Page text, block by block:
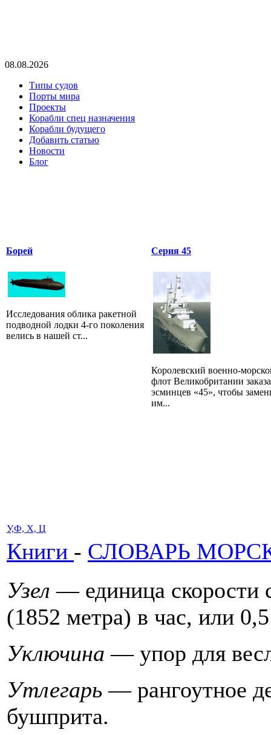
08.08.2026
Типы судов
Порты мира
Проекты
Корабли спец назначения
Корабли будущего
Добавить статью
Новости
Блог
Борей
Исследования облика ракетной
подводной лодки 4-го поколения
велись в нашей ст...
Серия 45
Королевский военно-
флот Великобритании
эсминцев «45», чтобы
им...
У,Ф, Х, Ц
Книги - СЛОВАРЬ
Узел — единица скорости
(1852 метра) в час, или
Уключина — упор для
Утлегарь — рангоутное
бушприта.